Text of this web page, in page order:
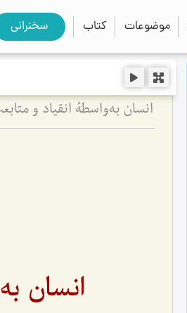
موضوعات کتاب سخنرانی
انسان به‌واسطۀ انقیاد و
انسان